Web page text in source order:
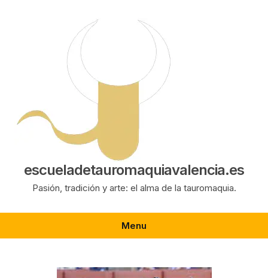
escueladetauromaquiavalencia.es
Pasión, tradición y arte: el alma de la tauromaquia.
Menu